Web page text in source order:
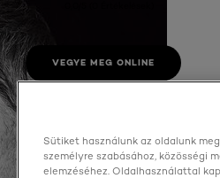
VEGYE MEG ONLINE
Sütiket használunk az oldalunk
személyre szabásához, közösségi
elemzéséhez. Oldalhasználattal